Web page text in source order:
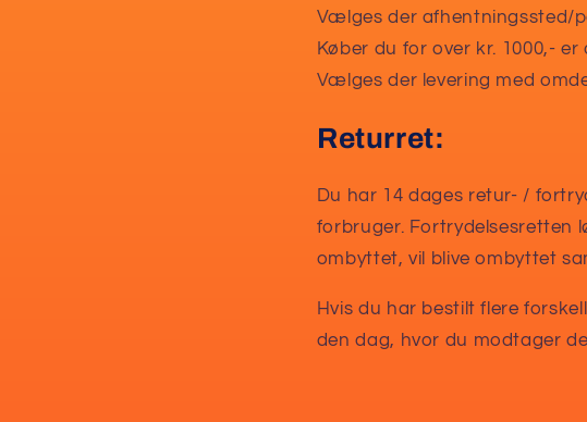
Vælges der afhentningssted/
Køber du for over kr. 1000,-
Vælges der levering med
Returret:
Du har 14 dages retur- /
forbruger. Fortrydelsesretten
ombyttet, vil blive ombyttet
Hvis du har bestilt flere
den dag, hvor du modtager